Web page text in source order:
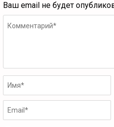
Ваш email не будет